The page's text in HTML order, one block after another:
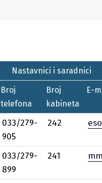
Nastavnici i saradnici
Broj
telefona
Broj
kabineta
E-
033/279-
905
242
033/279-
899
241